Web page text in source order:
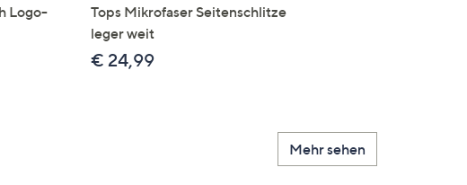
Logo-
Tops Mikrofaser Seitenschlitze
leger weit
€ 24,99
Mehr sehen